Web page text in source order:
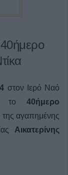
στον Ιερό Ναό
το 40ήμερο
αγαπημένης
Αικατερίνης